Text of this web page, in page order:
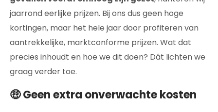
jaarrond eerlijke prijzen. Bij ons dus geen hoge
kortingen, maar het hele jaar door profiteren van
aantrekkelijke, marktconforme prijzen. Wat dat
precies inhoudt en hoe we dit doen? Dát lichten we
graag verder toe.
🤑 Geen extra onverwachte kosten